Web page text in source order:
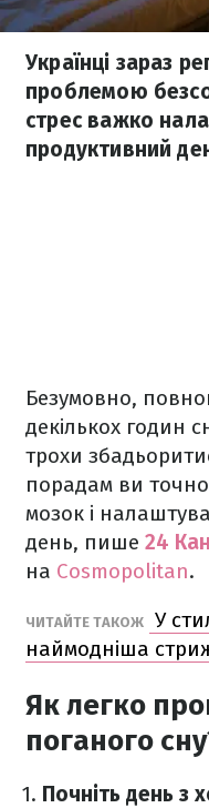
Українці зараз
проблемою
стрес важко
продуктивний
Безумовно,
декількох годин
трохи
порадам ви
мозок і
день, пише 24
на Cosmopolitan.
ЧИТАЙТЕ ТАКОЖ
У
наймодніша
Як легко
поганого
Почніть день з